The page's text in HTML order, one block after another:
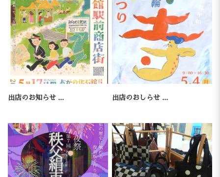
出店のお知らせ ... 出店のおしらせ ...